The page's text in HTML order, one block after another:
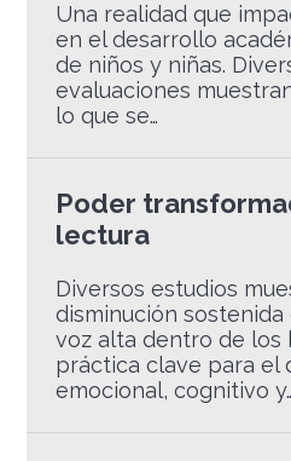
Una realidad que
en el desarrollo
de niños y niñas.
evaluaciones
lo que se…
Poder
lectura
Diversos estudios
disminución
voz alta dentro de los
práctica clave para el
emocional, cognitivo